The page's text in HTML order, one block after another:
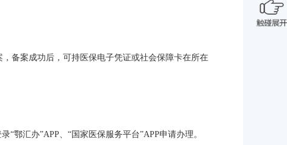
备案成功后，可持医保电子凭证或社会保障卡在所在
“鄂汇办”APP、“国家医保服务平台”APP申请办理。